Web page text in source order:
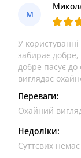
М
У
забирає добре,
добре пасує до
виглядає
Переваги:
Охайний
Недоліки:
Суттєвих немає